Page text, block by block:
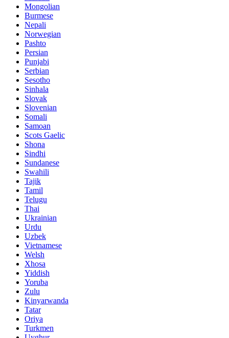
Mongolian
Burmese
Nepali
Norwegian
Pashto
Persian
Punjabi
Serbian
Sesotho
Sinhala
Slovak
Slovenian
Somali
Samoan
Scots Gaelic
Shona
Sindhi
Sundanese
Swahili
Tajik
Tamil
Telugu
Thai
Ukrainian
Urdu
Uzbek
Vietnamese
Welsh
Xhosa
Yiddish
Yoruba
Zulu
Kinyarwanda
Tatar
Oriya
Turkmen